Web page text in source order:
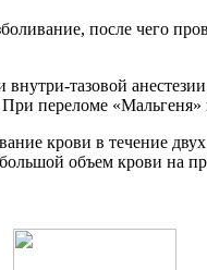
после чего
тазовой
переломе
крови в течение
объем крови на